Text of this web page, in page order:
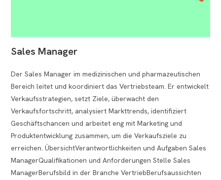
Sales Manager
Der Sales Manager im medizinischen und pharmazeutischen
Bereich leitet und koordiniert das Vertriebsteam. Er entwickelt
Verkaufsstrategien, setzt Ziele, überwacht den
Verkaufsfortschritt, analysiert Markttrends, identifiziert
Geschäftschancen und arbeitet eng mit Marketing und
Produktentwicklung zusammen, um die Verkaufsziele zu
erreichen. ÜbersichtVerantwortlichkeiten und Aufgaben Sales
ManagerQualifikationen und Anforderungen Stelle Sales
ManagerBerufsbild in der Branche VertriebBerufsaussichten